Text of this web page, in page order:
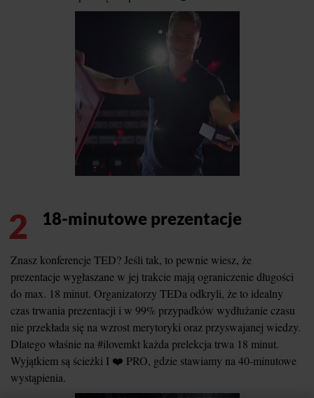
2 18-minutowe prezentacje
Znasz konferencje TED? Jeśli tak, to pewnie wiesz, że
prezentacje wygłaszane w jej trakcie mają ograniczenie długości
do max. 18 minut. Organizatorzy TEDa odkryli, że to idealny
czas trwania prezentacji i w 99% przypadków wydłużanie czasu
nie przekłada się na wzrost merytoryki oraz przyswajanej wiedzy.
Dlatego właśnie na #ilovemkt każda prelekcja trwa 18 minut.
Wyjątkiem są ścieżki I ❤️ PRO, gdzie stawiamy na 40-minutowe
wystąpienia.